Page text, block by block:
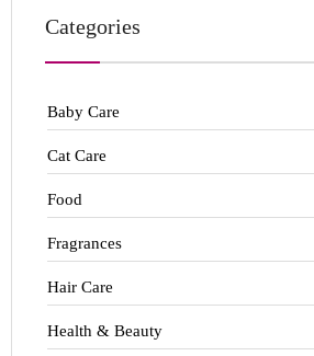
Categories
Baby Care
Cat Care
Food
Fragrances
Hair Care
Health & Beauty